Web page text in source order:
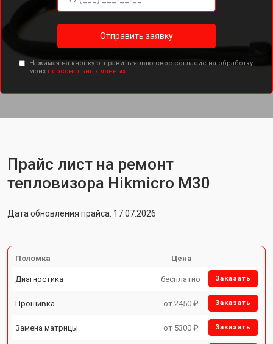
Отправить заявку
Нажимая на кнопку отправить я даю свое согласие на обработку
моих персональных данных.
Прайс лист на ремонт
тепловизора Hikmicro M30
Дата обновления прайса: 17.07.2026
Поломка Цена
Диагностика бесплатно Заказать
Прошивка от 2450 ₽ Заказать
Замена матрицы от 5300 ₽ Заказать